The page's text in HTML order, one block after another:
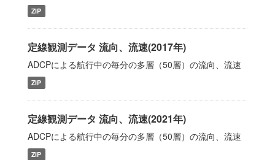
ZIP
定線観測データ 流向、流速(2017年)
ADCPによる航行中の毎分の多層（50層）の流向、流速
ZIP
定線観測データ 流向、流速(2021年)
ADCPによる航行中の毎分の多層（50層）の流向、流速
ZIP